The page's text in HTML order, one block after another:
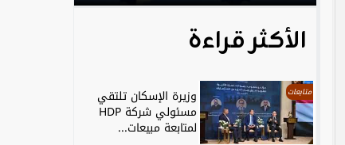
الأكثر قراءة
متابعات وزيرة الإسكان تلتقي
مسئولي شركة HDP
لمتابعة مبيعات...